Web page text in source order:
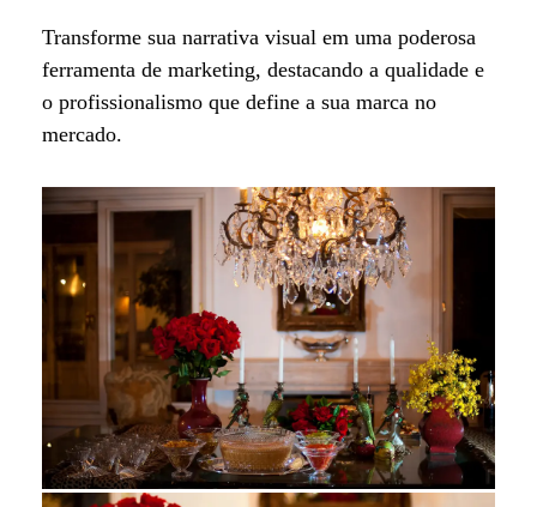
Transforme sua narrativa visual em uma poderosa
ferramenta de marketing, destacando a qualidade e
o profissionalismo que define a sua marca no
mercado.